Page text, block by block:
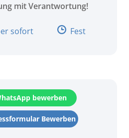
mit Verantwortung!
sofort Fest
Bewerben
bewerben